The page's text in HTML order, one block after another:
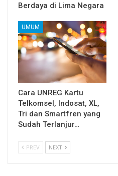
Berdaya di Lima Negara
UMUM
Cara UNREG Kartu
Telkomsel, Indosat, XL,
Tri dan Smartfren yang
Sudah Terlanjur…
PREV NEXT